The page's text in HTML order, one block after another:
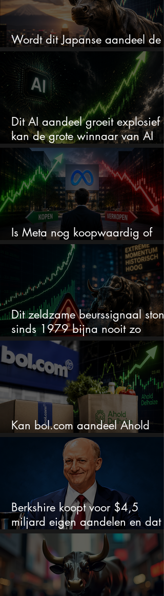
Wordt dit Japanse aandeel de
comeback kid van 2026?
Dit AI aandeel groeit explosief
kan de grote winnaar van AI
worden
Is Meta nog koopwaardig of
wordt het tijd om te verkopen?
Dit zeldzame beurssignaal stond
sinds 1979 bijna nooit zo
extreem
Kan bol.com aandeel Ahold
nieuw leven inblazen?
Berkshire koopt voor $4,5
miljard eigen aandelen en dat
zegt veel over de waardering